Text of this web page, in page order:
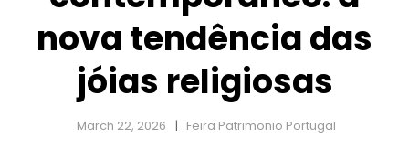
nova tendência das
jóias religiosas
March 22, 2026 Feira Patrimonio Portugal